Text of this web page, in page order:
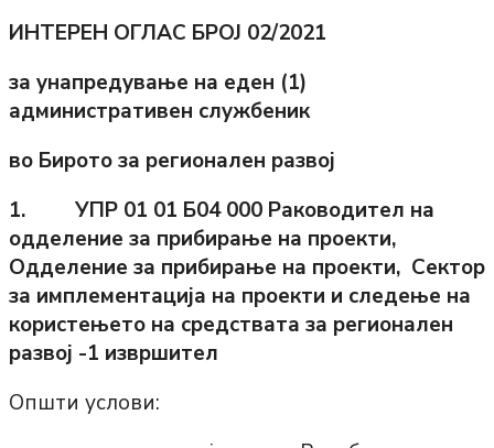
ИНТЕРЕН ОГЛАС БРОЈ 02/2021
за унапредување на еден (1)
административен службеник
во Бирото за регионален развој
1. УПР 01 01 Б04 000 Раководител на
одделение за прибирање на проекти,
Одделение за прибирање на проекти, Сектор
за имплементација на проекти и следење на
користењето на средствата за регионален
развој -1 извршител
Општи услови: